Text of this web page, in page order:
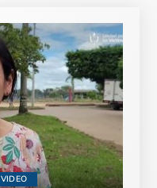
VIDEO